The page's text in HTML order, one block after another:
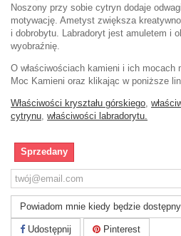
Noszony przy sobie cytryn dodaje
motywację. Ametyst zwiększa
i dobrobytu. Labradoryt jest amuletem i
wyobraźnię.
O właściwościach kamieni i ich mocach
Moc Kamieni oraz klikając w poniższe
Właściwości kryształu górskiego,
cytrynu, właściwości labradorytu.
Sprzedany
Powiadom mnie kiedy będzie dostępny
Udostępnij Pinterest